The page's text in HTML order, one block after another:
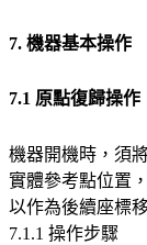
7. 機器基本操作
7.1 原點復歸操作
機器開機時，須
實體參考點位置，
以作為後續座標
7.1.1 操作步驟